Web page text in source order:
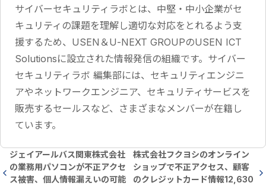
サイバーセキュリティラボとは、中堅・中小企業がセ
キュリティの課題を理解し適切な対応をとれるよう支
援するため、USEN＆U-NEXT GROUPのUSEN ICT
Solutionsに設立された情報発信の組織です。サイバー
セキュリティラボ 編集部には、セキュリティエンジニ
アやネットワークエンジニア、セキュリティサービスを
販売するセールスなど、さまざまなメンバーが在籍し
ています。
ジェイアールバス関東株式会社
の業務用パソコンが不正アクセ
ス被害、個人情報漏えいの可能
株式会社フクヨシのオンライン
ショップで不正アクセス、顧客
のクレジットカード情報12,630